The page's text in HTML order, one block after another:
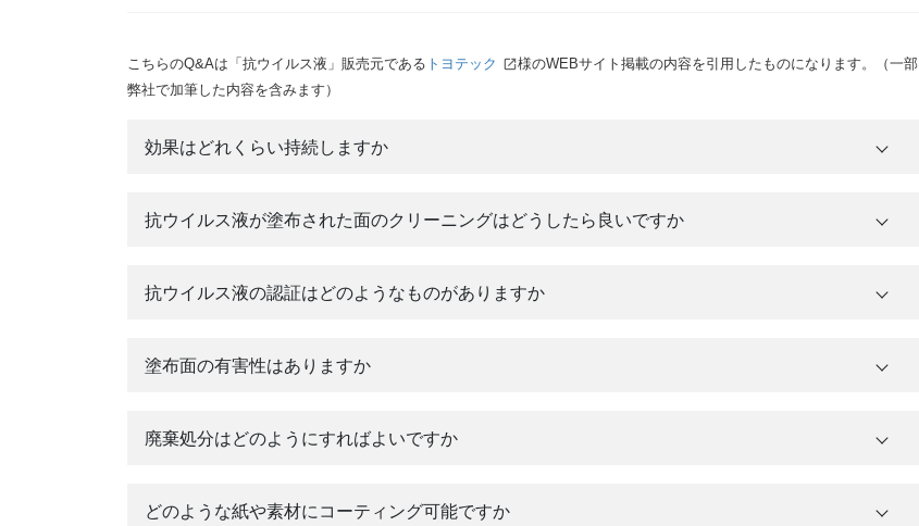
こちらのQ&Aは「抗ウイルス液」販売元である トヨテック
様のWEBサイト掲載の内容を引用したものになります。（一部
弊社で加筆した内容を含みます）
効果はどれくらい持続しますか
抗ウイルス液が塗布された面のクリーニングはどうしたら良いですか
抗ウイルス液の認証はどのようなものがありますか
塗布面の有害性はありますか
廃棄処分はどのようにすればよいですか
どのような紙や素材にコーティング可能ですか